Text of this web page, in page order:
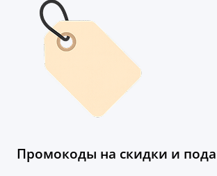
Промокоды на скидки и